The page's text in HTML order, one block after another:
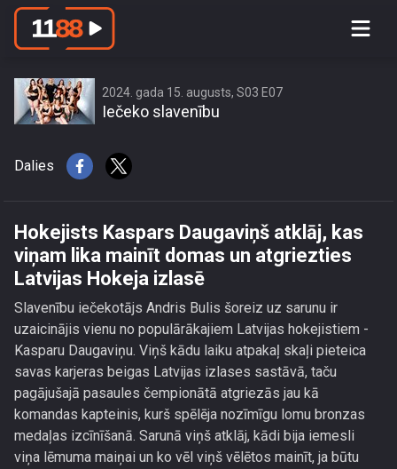
Hokejists Kaspars Daugaviņš atklāj,
atgriezties Latvijas Hokeja izlasē
2024. gada 15. augusts, S03 E07
Iečeko slavenību
Dalies
Hokejists Kaspars Daugaviņš atklāj, kas
viņam lika mainīt domas un atgriezties
Latvijas Hokeja izlasē
Slavenību iečekotājs Andris Bulis šoreiz uz sarunu ir
uzaicinājis vienu no populārākajiem Latvijas hokejistiem -
Kasparu Daugaviņu. Viņš kādu laiku atpakaļ skaļi pieteica
savas karjeras beigas Latvijas izlases sastāvā, taču
pagājušajā pasaules čempionātā atgriezās jau kā
komandas kapteinis, kurš spēlēja nozīmīgu lomu bronzas
medaļas izcīnīšanā. Sarunā viņš atklāj, kādi bija iemesli
viņa lēmuma maiņai un ko vēl viņš vēlētos mainīt, ja būtu